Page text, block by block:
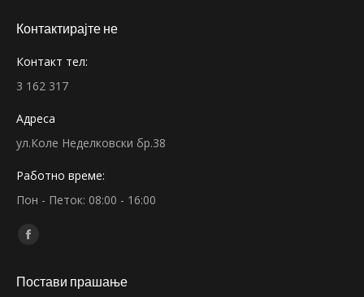
Контактирајте не
Контакт тел:
3 162 317
Адреса
ул.Коле Неделковски бр.38
Работно време:
Пон - Петок: 08:00 - 16:00
Find us on:
Facebook
opens
Постави прашање